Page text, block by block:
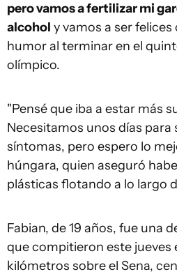
pero vamos a fertilizar mi
alcohol y vamos a ser
humor al terminar en el
olímpico.
"Pensé que iba a estar más
Necesitamos unos días para
síntomas, pero espero lo
húngara, quien aseguró
plásticas flotando a lo largo
Fabian, de 19 años, fue una
que compitieron este jueves
kilómetros sobre el Sena,